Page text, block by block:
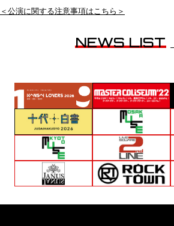
＜公演に関する注意事項はこちら＞
NEWS LIST